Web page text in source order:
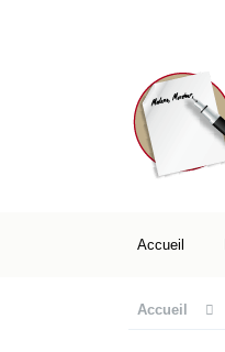
Accueil
Accueil